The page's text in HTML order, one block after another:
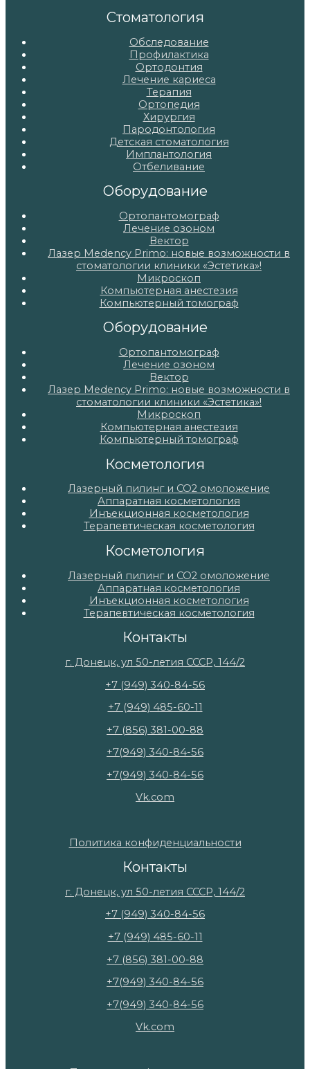
Стоматология
Обследование
Профилактика
Ортодонтия
Лечение кариеса
Терапия
Ортопедия
Хирургия
Пародонтология
Детская стоматология
Имплантология
Отбеливание
Оборудование
Ортопантомограф
Лечение озоном
Вектор
Лазер Medency Primo: новые возможности в
стоматологии клиники «Эстетика»!
Микроскоп
Компьютерная анестезия
Компьютерный томограф
Оборудование
Ортопантомограф
Лечение озоном
Вектор
Лазер Medency Primo: новые возможности в
стоматологии клиники «Эстетика»!
Микроскоп
Компьютерная анестезия
Компьютерный томограф
Косметология
Лазерный пилинг и СО2 омоложение
Аппаратная косметология
Инъекционная косметология
Терапевтическая косметология
Косметология
Лазерный пилинг и СО2 омоложение
Аппаратная косметология
Инъекционная косметология
Терапевтическая косметология
Контакты
г. Донецк, ул 50-летия СССР, 144/2
+7 (949) 340-84-56
+7 (949) 485-60-11
+7 (856) 381-00-88
+7(949) 340-84-56
+7(949) 340-84-56
Vk.com
Политика конфиденциальности
Контакты
г. Донецк, ул 50-летия СССР, 144/2
+7 (949) 340-84-56
+7 (949) 485-60-11
+7 (856) 381-00-88
+7(949) 340-84-56
+7(949) 340-84-56
Vk.com